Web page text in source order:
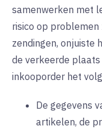
samenwerken met
risico op
zendingen, onjuiste
de verkeerde
inkooporder het
De gegevens
artikelen, de